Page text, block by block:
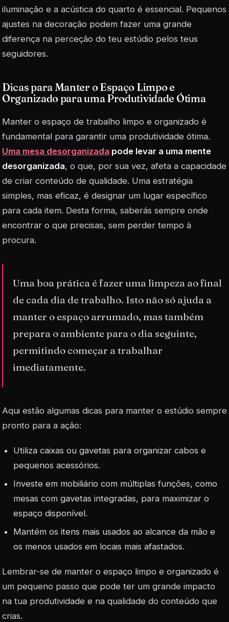
iluminação e a acústica do quarto é essencial. Pequenos
ajustes na decoração podem fazer uma grande
diferença na perceção do teu estúdio pelos teus
seguidores.
Dicas para Manter o Espaço Limpo e
Organizado para uma Produtividade Ótima
Manter o espaço de trabalho limpo e organizado é
fundamental para garantir uma produtividade ótima.
Uma mesa desorganizada pode levar a uma mente
desorganizada, o que, por sua vez, afeta a capacidade
de criar conteúdo de qualidade. Uma estratégia
simples, mas eficaz, é designar um lugar específico
para cada item. Desta forma, saberás sempre onde
encontrar o que precisas, sem perder tempo à
procura.
Uma boa prática é fazer uma limpeza ao final
de cada dia de trabalho. Isto não só ajuda a
manter o espaço arrumado, mas também
prepara o ambiente para o dia seguinte,
permitindo começar a trabalhar
imediatamente.
Aqui estão algumas dicas para manter o estúdio sempre
pronto para a ação:
Utiliza caixas ou gavetas para organizar cabos e
pequenos acessórios.
Investe em mobiliário com múltiplas funções, como
mesas com gavetas integradas, para maximizar o
espaço disponível.
Mantém os itens mais usados ao alcance da mão e
os menos usados em locais mais afastados.
Lembrar-se de manter o espaço limpo e organizado é
um pequeno passo que pode ter um grande impacto
na tua produtividade e na qualidade do conteúdo que
crias.